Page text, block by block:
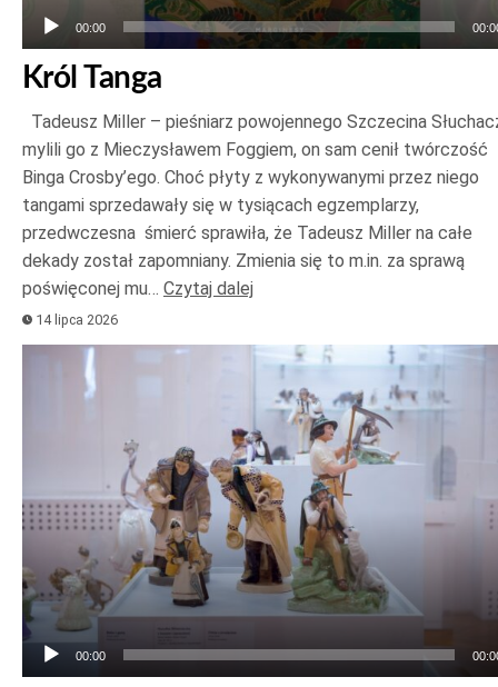
00:00
Król Tanga
Tadeusz Miller – pieśniarz powojennego Szczecina
mylili go z Mieczysławem Foggiem, on sam cenił twórczość
Binga Crosby’ego. Choć płyty z wykonywanymi przez niego
tangami sprzedawały się w tysiącach egzemplarzy,
przedwczesna śmierć sprawiła, że Tadeusz Miller na całe
dekady został zapomniany. Zmienia się to m.in. za sprawą
poświęconej mu… Czytaj dalej
14 lipca 2026
Odtwarzacz
00:00